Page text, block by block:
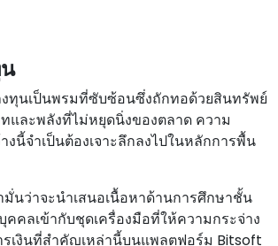
ทุนเป็นพรมที่ซับซ้อนซึ่งถักทอด้วยสินทรัพย์
และพลังที่ไม่หยุดนิ่งของตลาด ความ
งนี้จําเป็นต้องเจาะลึกลงไปในหลักการพื้น
นว่าจะนําเสนอเนื้อหาด้านการศึกษาชั้น
คคลเข้ากับชุดเครื่องมือที่ให้ความกระจ่าง
เงินที่สําคัญเหล่านี้บนแพลตฟอร์ม Bitsoft